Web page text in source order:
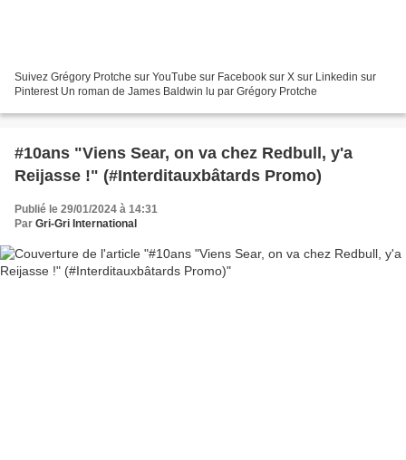
Suivez Grégory Protche sur YouTube sur Facebook sur X sur Linkedin sur
Pinterest Un roman de James Baldwin lu par Grégory Protche
#10ans "Viens Sear, on va chez Redbull, y'a
Reijasse !" (#Interditauxbâtards Promo)
Publié le 29/01/2024 à 14:31
Par Gri-Gri International